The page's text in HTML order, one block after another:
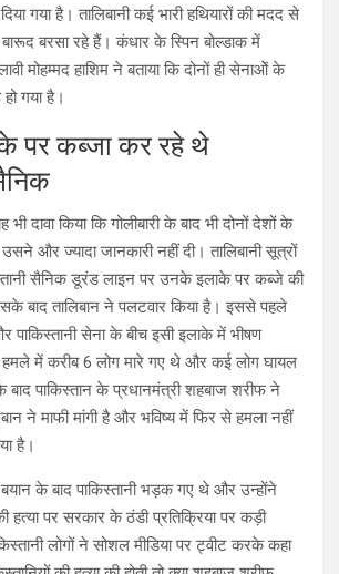
गया है। तालिबानी कई भारी हथियारों की मदद से
बारूद बरसा रहे हैं। कंधार के स्पिन बोल्‍डाक में
मोहम्‍मद हाशिम ने बताया कि दोनों ही सेनाओें के
गया है।
पर कब्‍जा कर रहे थे
भी दावा किया कि गोलीबारी के बाद भी दोनों देशों के
और ज्‍यादा जानकारी नहीं दी। तालिबानी सूत्रों
सैनिक डूरंड लाइन पर उनके इलाके पर कब्‍जे की
बाद तालिबान ने पलटवार किया है। इससे पहले
पाकिस्‍तानी सेना के बीच इसी इलाके में भीषण
हमले में करीब 6 लोग मारे गए थे और कई लोग घायल
पाकिस्‍तान के प्रधानमंत्री शहबाज शरीफ ने
ने माफी मांगी है और भविष्‍य में फिर से हमला नहीं
है।
के बाद पाकिस्‍तानी भड़क गए थे और उन्‍होंने
हत्‍या पर सरकार के ठंडी प्रतिक्रिया पर कड़ी
लोगों ने सोशल मीडिया पर ट्वीट करके कहा